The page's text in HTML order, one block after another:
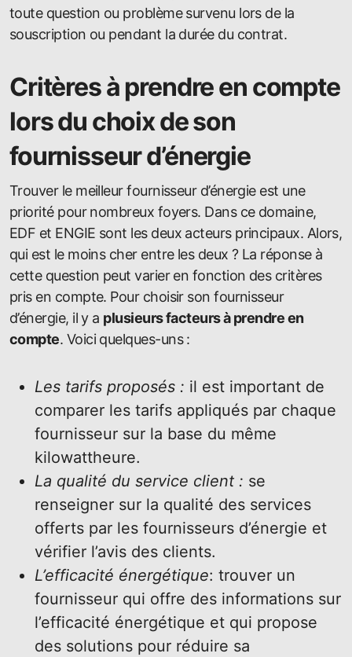
toute question ou problème survenu lors de la
souscription ou pendant la durée du contrat.
Critères à prendre en compte
lors du choix de son
fournisseur d’énergie
Trouver le meilleur fournisseur d’énergie est une
priorité pour nombreux foyers. Dans ce domaine,
EDF et ENGIE sont les deux acteurs principaux. Alors,
qui est le moins cher entre les deux ? La réponse à
cette question peut varier en fonction des critères
pris en compte. Pour choisir son fournisseur
d’énergie, il y a plusieurs facteurs à prendre en
compte. Voici quelques-uns :
Les tarifs proposés : il est important de
comparer les tarifs appliqués par chaque
fournisseur sur la base du même
kilowattheure.
La qualité du service client : se
renseigner sur la qualité des services
offerts par les fournisseurs d’énergie et
vérifier l’avis des clients.
L’efficacité énergétique: trouver un
fournisseur qui offre des informations sur
l’efficacité énergétique et qui propose
des solutions pour réduire sa